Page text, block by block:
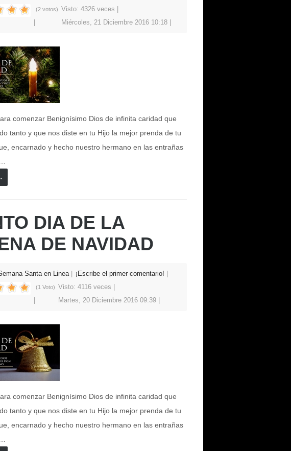
(2 votos) Visto: 4326 veces
Miércoles, 21 Diciembre 2016 10:18
comenzar Benignísimo Dios de infinita caridad que
tanto y que nos diste en tu Hijo la mejor prenda de tu
encarnado y hecho nuestro hermano en las entrañas
DIA DE LA
DE NAVIDAD
Santa en Linea ¡Escribe el primer comentario!
(1 Voto) Visto: 4116 veces
Martes, 20 Diciembre 2016 09:39
comenzar Benignísimo Dios de infinita caridad que
tanto y que nos diste en tu Hijo la mejor prenda de tu
encarnado y hecho nuestro hermano en las entrañas